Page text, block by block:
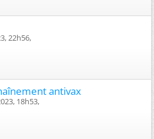
22h56,
antivax
18h53,